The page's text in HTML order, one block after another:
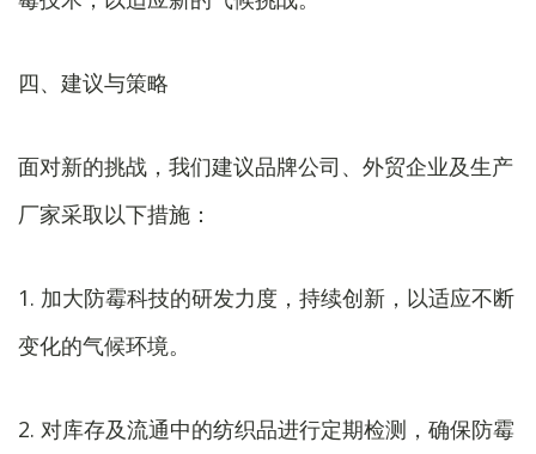
四、建议与策略
面对新的挑战，我们建议品牌公司、外贸企业及生产
厂家采取以下措施：
1. 加大防霉科技的研发力度，持续创新，以适应不断
变化的气候环境。
2. 对库存及流通中的纺织品进行定期检测，确保防霉